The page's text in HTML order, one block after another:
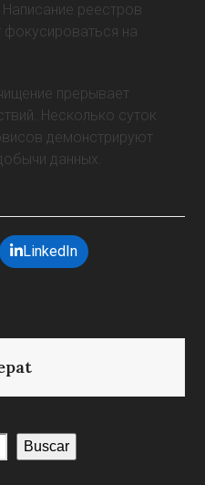
реестров
фокусироваться на
прерывает
Несколько суток
демонстрируют
данных.
LinkedIn
Buscar